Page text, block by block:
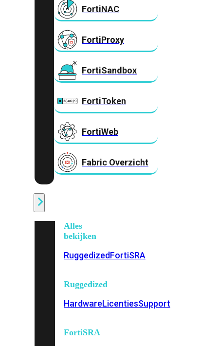
FortiNAC
FortiProxy
FortiSandbox
FortiToken
FortiWeb
Fabric Overzicht
Alles
bekijken
RuggedizedFortiSRA
Ruggedized
HardwareLicentiesSupport
FortiSRA